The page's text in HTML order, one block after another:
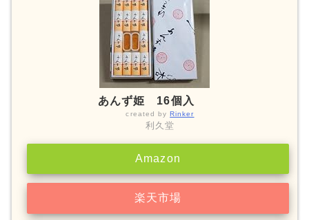
あんず姫 16個入
created byRinker
利久堂
Amazon
楽天市場